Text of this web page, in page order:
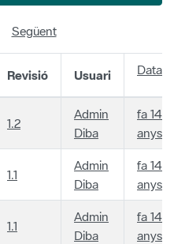
Següent
Revisió Usuari Data
1.2
Admin
Diba
fa 14
anys
1.1
Admin
Diba
fa 14
anys
1.1
Admin
Diba
fa 14
anys